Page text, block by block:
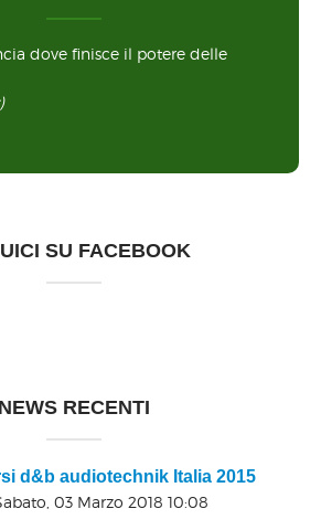
dove finisce il potere delle
SU FACEBOOK
NEWS RECENTI
d&b audiotechnik Italia 2015
03 Marzo 2018 10:08